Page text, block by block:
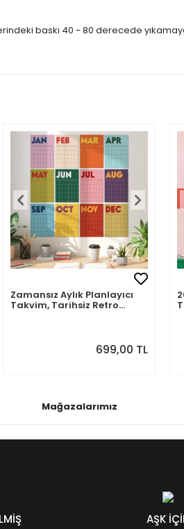
baskı 40 - 80 derecede
Zamansız Aylık Planlayıcı
Takvim, Tarihsiz Retro
699,00 TL
Mağazalarımız
AŞK